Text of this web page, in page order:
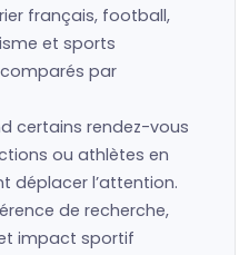
français, football,
et sports
par
certains rendez-vous
ou athlètes en
déplacer l’attention.
de recherche,
impact sportif